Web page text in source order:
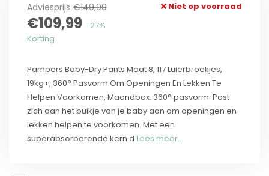
Adviesprijs €149,99
€109,99
27%
Korting
Niet op voorraad
Pampers Baby-Dry Pants Maat 8, 117 Luierbroekjes,
19kg+, 360° Pasvorm Om Openingen En Lekken Te
Helpen Voorkomen, Maandbox. 360° pasvorm: Past
zich aan het buikje van je baby aan om openingen en
lekken helpen te voorkomen. Met een
superabsorberende kern d Lees meer..